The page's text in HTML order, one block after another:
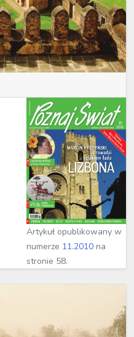
Artykuł opublikowany w
numerze 11.2010 na
stronie 58.